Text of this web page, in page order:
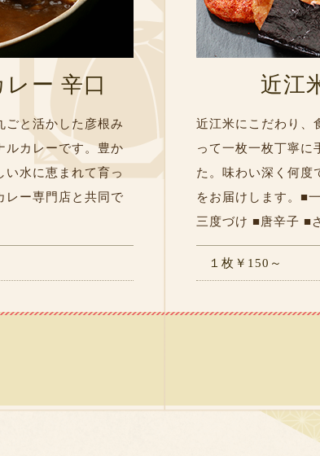
ー 辛口
ごと活かした彦根み
ルカレーです。豊か
い水に恵まれて育っ
レー専門店と共同で
近江
近江米にこだわり、
って一枚一枚丁寧に
た。味わい深く何度
をお届けします。■
三度づけ ■唐辛子 ■
１枚￥150～